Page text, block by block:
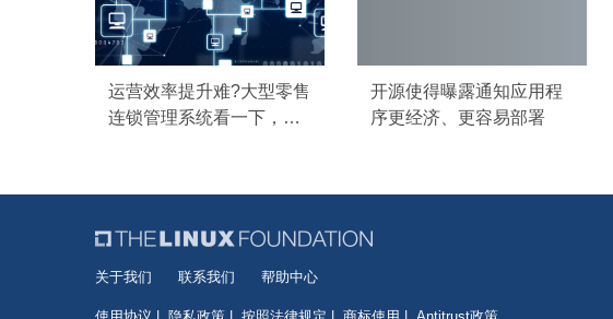
运营效率提升难?大型零售
连锁管理系统看一下，后
开源使得曝露通知应用程
序更经济、更容易部署
关于我们 联系我们 帮助中心